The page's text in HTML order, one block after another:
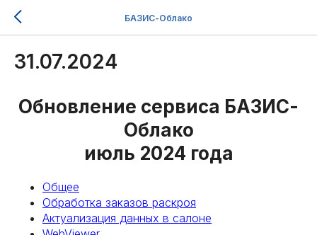
БАЗИС-Облако
31.07.2024
Обновление сервиса БАЗИС-
Облако
июль 2024 года
Общее
Обработка заказов раскроя
Актуализация данных в салоне